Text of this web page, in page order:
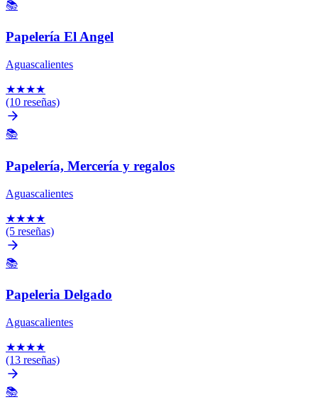
📚
Papelería El Angel
Aguascalientes
★★★★
(10 reseñas)
📚
Papelería, Mercería y regalos
Aguascalientes
★★★★
(5 reseñas)
📚
Papeleria Delgado
Aguascalientes
★★★★
(13 reseñas)
📚